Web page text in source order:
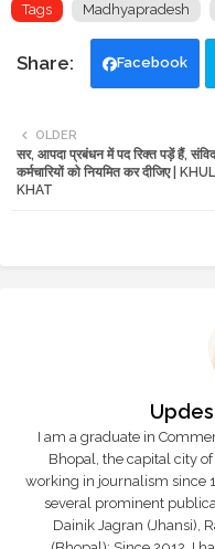
Tags Madhyapradesh
Facebook
OLDER
सर, आपदा प्रबंधन में पद रिक्त पड़ें हैं,
कर्मचारियों को नियमित कर दीजिए |
KHAT
I am a graduate in
Bhopal, the capital city
working in journalism since
several prominent
Dainik Jagran (Jhansi),